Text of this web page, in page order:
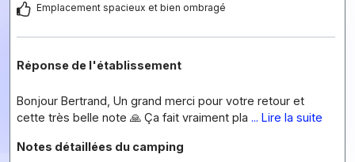
Emplacement spacieux et bien ombragé
Réponse de l'établissement
Bonjour Bertrand, Un grand merci pour votre retour et
cette très belle note 🙏 Ça fait vraiment pla ... Lire la suite
Notes détaillées du camping